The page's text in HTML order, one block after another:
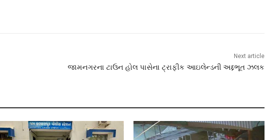
Next article
જામનગરના ટાઉન હોલ પાસેના ટ્રાફીક આઇલેન્ડની અદ્દભૂત ઝલક